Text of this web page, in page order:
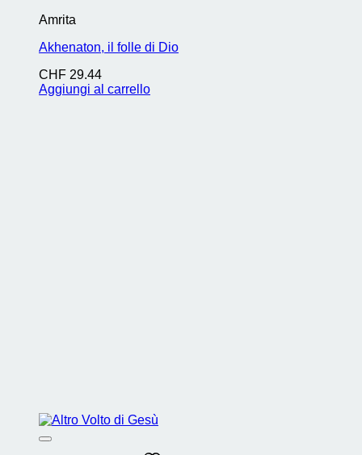
Amrita
Akhenaton, il folle di Dio
CHF 29.44
Aggiungi al carrello